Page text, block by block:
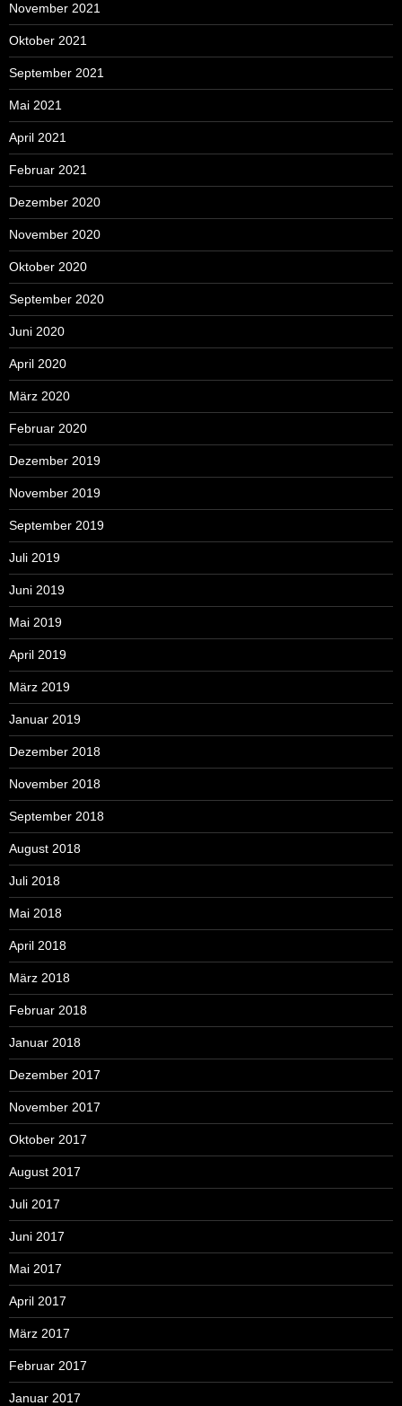
November 2021
Oktober 2021
September 2021
Mai 2021
April 2021
Februar 2021
Dezember 2020
November 2020
Oktober 2020
September 2020
Juni 2020
April 2020
März 2020
Februar 2020
Dezember 2019
November 2019
September 2019
Juli 2019
Juni 2019
Mai 2019
April 2019
März 2019
Januar 2019
Dezember 2018
November 2018
September 2018
August 2018
Juli 2018
Mai 2018
April 2018
März 2018
Februar 2018
Januar 2018
Dezember 2017
November 2017
Oktober 2017
August 2017
Juli 2017
Juni 2017
Mai 2017
April 2017
März 2017
Februar 2017
Januar 2017